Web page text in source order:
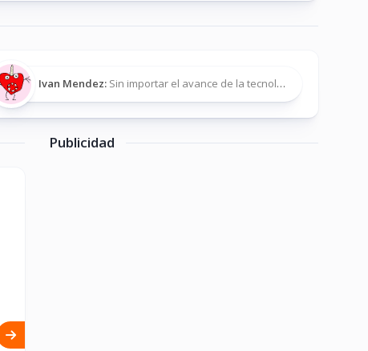
Ivan Mendez: Sin importar el avance de la tecnología, creo que debemos tener...
Publicidad